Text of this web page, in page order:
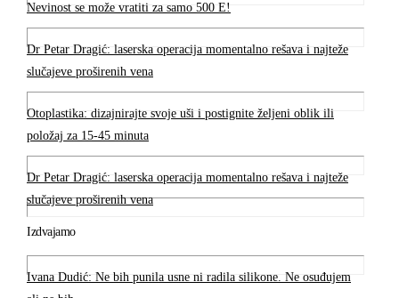
Nevinost se može vratiti za samo 500 E!
Dr Petar Dragić: laserska operacija momentalno rešava i najteže
slučajeve proširenih vena
Otoplastika: dizajnirajte svoje uši i postignite željeni oblik ili
položaj za 15-45 minuta
Dr Petar Dragić: laserska operacija momentalno rešava i najteže
slučajeve proširenih vena
Izdvajamo
Ivana Dudić: Ne bih punila usne ni radila silikone. Ne osuđujem